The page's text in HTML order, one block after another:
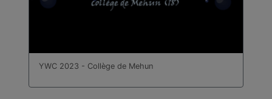
YWC 2023 - Collège de Mehun